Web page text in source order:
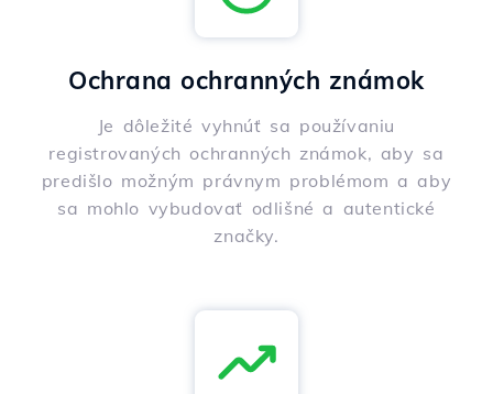
Ochrana ochranných známok
Je dôležité vyhnúť sa používaniu
registrovaných ochranných známok, aby sa
predišlo možným právnym problémom a aby
sa mohlo vybudovať odlišné a autentické
značky.